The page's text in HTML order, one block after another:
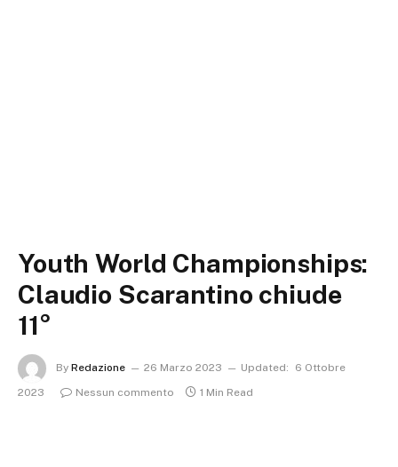
Youth World Championships:
Claudio Scarantino chiude
11°
By Redazione 26 Marzo 2023 Updated:
6 Ottobre
2023
Nessun commento 1 Min Read